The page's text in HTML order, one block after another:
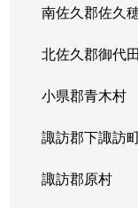
南佐久郡佐久
北佐久郡御代
小県郡青木村
諏訪郡下諏訪
諏訪郡原村